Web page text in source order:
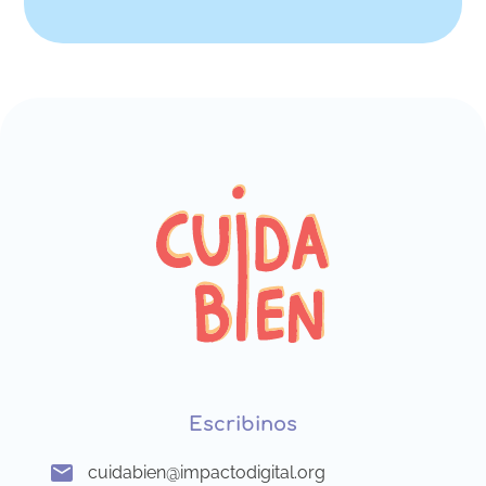
Escribinos
cuidabien@impactodigital.org